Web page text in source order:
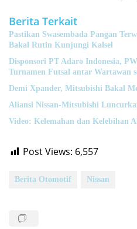
Berita Terkait
Pastikan Swasembada Pangan
Bakal Rutin Kunjungi Kalsel
Disponsori PT Adaro Indonesia,
Turnamen Futsal antar Wartawan
Demi Xpander, Mitsubishi Bakal
Aliansi Nissan-Mitsubishi
Video: Kelemahan dan Kelebihan
Post Views: 6,557
Berita Otomotif Nissan